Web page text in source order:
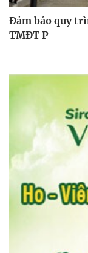
Đảm bảo quy
TMĐT P